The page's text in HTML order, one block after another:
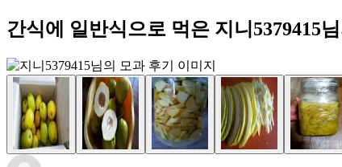
간식에 일반식으로 먹은 지니5379415